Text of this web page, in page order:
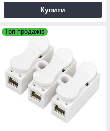
Купити
Топ продажів